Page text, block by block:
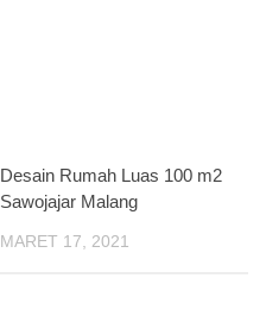
Desain Rumah Luas 100 m2
Sawojajar Malang
MARET 17, 2021